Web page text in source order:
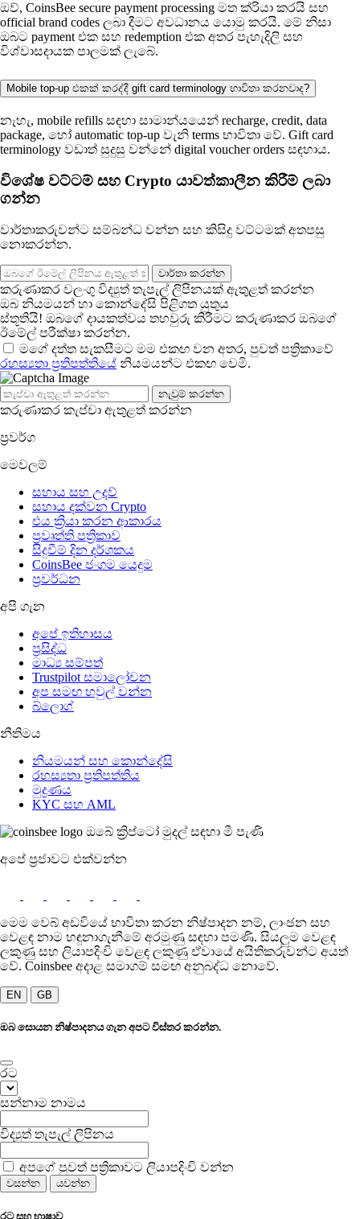
ඔව්, CoinsBee secure payment processing මත ක්රියා කරයි සහ
official brand codes ලබා දීමට අවධානය යොමු කරයි. මේ නිසා
ඔබට payment එක සහ redemption එක අතර පැහැදිලි සහ
විශ්වාසදායක පාලමක් ලැබේ.
Mobile top-up එකක් කරද්දී gift card terminology භාවිතා කරනවාද?
නැහැ, mobile refills සඳහා සාමාන්යයෙන් recharge, credit, data
package, හෝ automatic top-up වැනි terms භාවිතා වේ. Gift card
terminology වඩාත් සුදුසු වන්නේ digital voucher orders සඳහාය.
විශේෂ වට්ටම් සහ Crypto යාවත්කාලීන කිරීම් ලබා
ගන්න
වාර්තාකරුවන්ට සම්බන්ධ වන්න සහ කිසිදු වට්ටමක් අතපසු
නොකරන්න.
වාර්තා කරන්න
කරුණාකර වලංගු විද්‍යුත් තැපැල් ලිපිනයක් ඇතුළත් කරන්න
ඔබ නියමයන් හා කොන්දේසි පිළිගත යුතුය
ස්තූතියි! ඔබගේ දායකත්වය තහවුරු කිරීමට කරුණාකර ඔබගේ
ඊමේල් පරීක්ෂා කරන්න.
මගේ දත්ත සැකසීමට මම එකඟ වන අතර, පුවත් පත්‍රිකාවේ
රහස්‍යතා ප්‍රතිපත්තිය ේ නියමයන්ට එකඟ වෙමි.
නැවුම් කරන්න
කරුණාකර කැප්චා ඇතුළත් කරන්න
ප්‍රවර්ග
මෙවලම්
සහාය සහ උදව්
සහාය දක්වන Crypto
එය ක්‍රියා කරන ආකාරය
ප්‍රවෘත්ති පත්‍රිකාව
සිදුවීම් දින දර්ශකය
CoinsBee ජංගම යෙදුම
ප්‍රවර්ධන
අපි ගැන
අපේ ඉතිහාසය
ප්‍රසිද්ධ
මාධ්‍ය සම්පත්
Trustpilot සමාලෝචන
අප සමඟ හවුල් වන්න
බ්ලොග්
නීතිමය
නියමයන් සහ කොන්දේසි
රහස්‍යතා ප්‍රතිපත්තිය
මුද්‍රණය
KYC සහ AML
ඔබේ ක්‍රිප්ටෝ මුදල් සඳහා මී පැණි
අපේ ප්‍රජාවට එක්වන්න
මෙම වෙබ් අඩවියේ භාවිතා කරන නිෂ්පාදන නම්, ලාංඡන සහ
වෙළඳ නාම හඳුනාගැනීමේ අරමුණු සඳහා පමණි. සියලුම වෙළඳ
ලකුණු සහ ලියාපදිංචි වෙළඳ ලකුණු ඒවායේ අයිතිකරුවන්ට අයත්
වේ. Coinsbee අදාළ සමාගම් සමඟ අනුබද්ධ නොවේ.
EN GB
ඔබ සොයන නිෂ්පාදනය ගැන අපට විස්තර කරන්න.
රට
සන්නාම නාමය
විද්‍යුත් තැපැල් ලිපිනය
අපගේ පුවත් පත්‍රිකාවට ලියාපදිංචි වන්න
වසන්න යවන්න
රට සහ භාෂාව